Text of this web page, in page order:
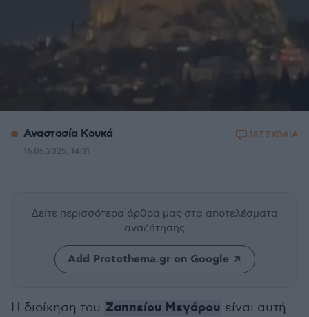
Αναστασία Κουκά
16.05.2025, 14:31
187 ΣΧΟΛΙΑ
Δείτε περισσότερα άρθρα μας στα αποτελέσματα
αναζήτησης
Add Protothema.gr on Google
Η διοίκηση του Ζαππείου Μεγάρου είναι αυτή